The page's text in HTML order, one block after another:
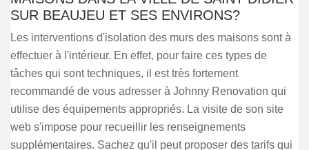
SUR BEAUJEU ET SES ENVIRONS?
Les interventions d'isolation des murs des maisons sont à
effectuer à l'intérieur. En effet, pour faire ces types de
tâches qui sont techniques, il est très fortement
recommandé de vous adresser à Johnny Renovation qui
utilise des équipements appropriés. La visite de son site
web s'impose pour recueillir les renseignements
supplémentaires. Sachez qu'il peut proposer des tarifs qui